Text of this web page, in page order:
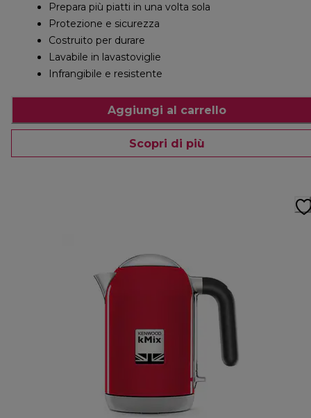
Prepara più piatti in una volta sola
Protezione e sicurezza
Costruito per durare
Lavabile in lavastoviglie
Infrangibile e resistente
Aggiungi al carrello
Scopri di più